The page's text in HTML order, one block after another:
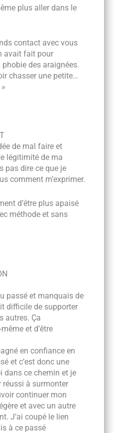
plus aller dans le
contact avec vous
avait fait pour
des araignées.
chasser une petite…
de mal faire et
légitimité de ma
pas dire ce que je
comment m’exprimer.
d’être plus apaisé
méthode et sans
passé et manquais de
difficile de supporter
autres. Ça
et d’être
en confiance en
et c’est donc une
dans ce chemin et je
réussi à surmonter
continuer mon
et avec un autre
J’ai coupé le lien
à ce passé